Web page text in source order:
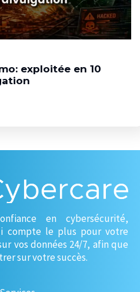
exploitée en 10
en cybersécurité,
compte le plus pour votre
vos données 24/7, afin que
sur votre succès.